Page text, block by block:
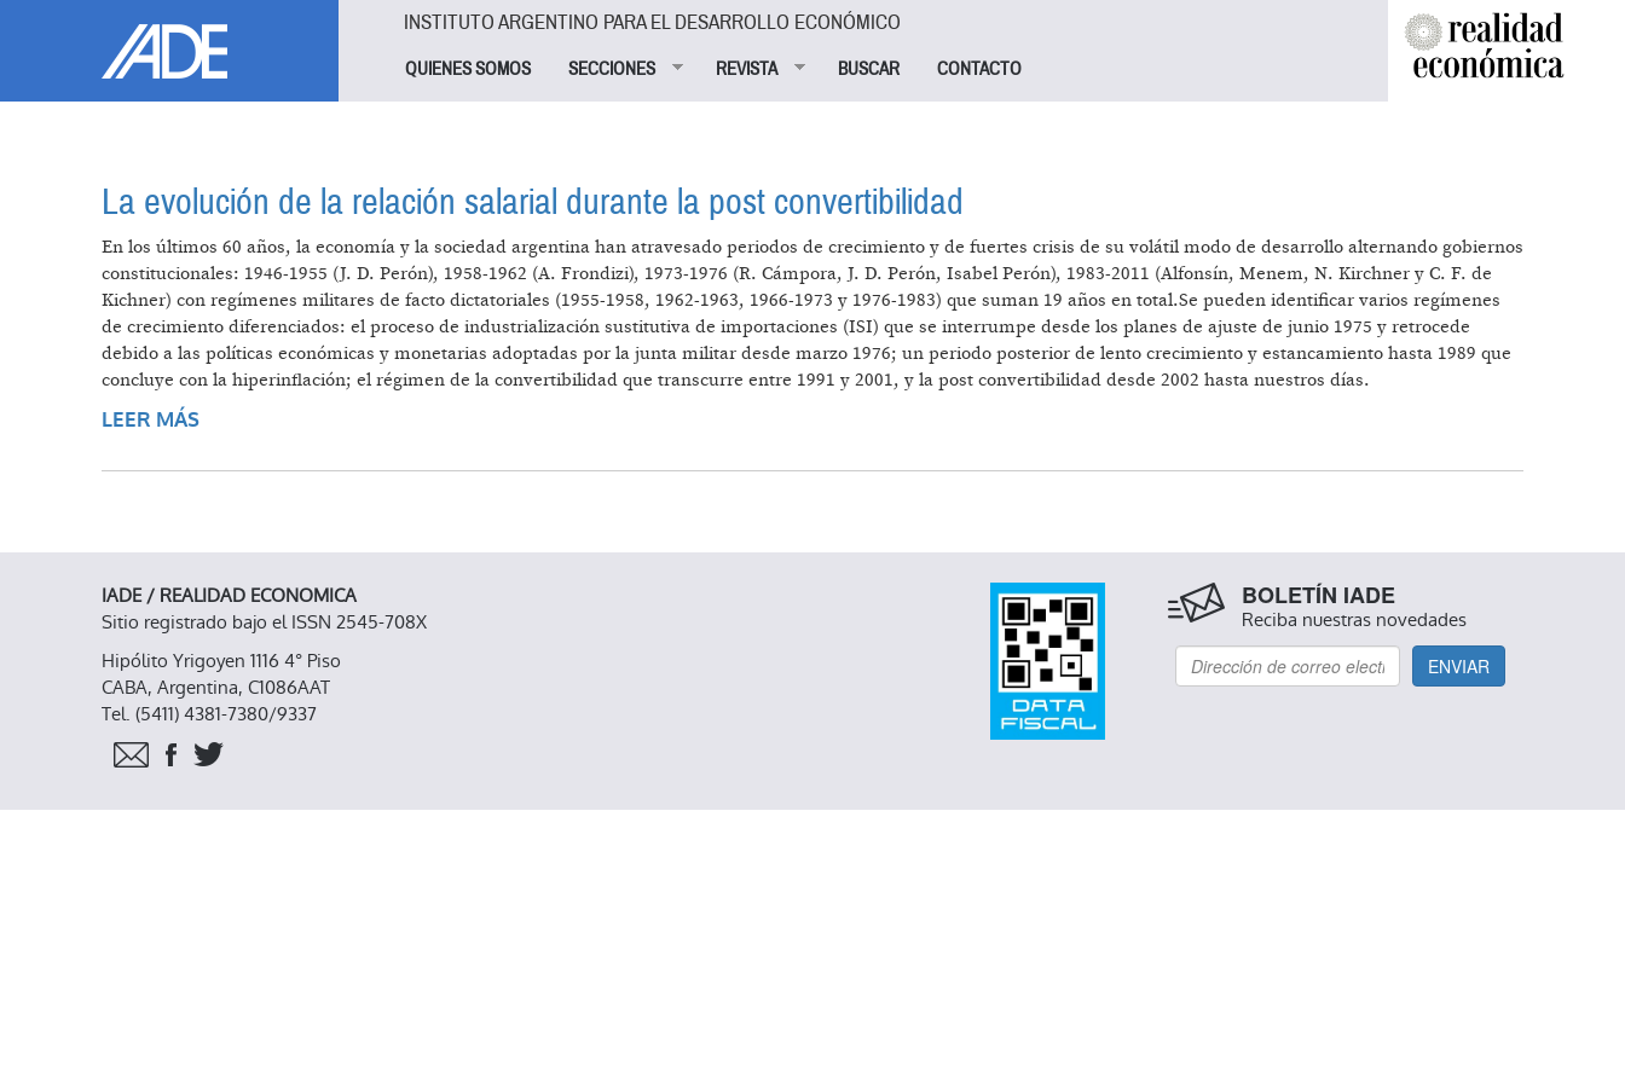
INSTITUTO ARGENTINO PARA EL DESARROLLO ECONÓMICO
QUIENES SOMOS SECCIONES REVISTA BUSCAR CONTACTO
La evolución de la relación salarial durante la post convertibilidad
En los últimos 60 años, la economía y la sociedad argentina han atravesado periodos de crecimiento y de fuertes crisis de su volátil modo de desarrollo alternando gobiernos
constitucionales: 1946-1955 (J. D. Perón), 1958-1962 (A. Frondizi), 1973-1976 (R. Cámpora, J. D. Perón, Isabel Perón), 1983-2011 (Alfonsín, Menem, N. Kirchner y C. F. de
Kichner) con regímenes militares de facto dictatoriales (1955-1958, 1962-1963, 1966-1973 y 1976-1983) que suman 19 años en total.Se pueden identificar varios regímenes
de crecimiento diferenciados: el proceso de industrialización sustitutiva de importaciones (ISI) que se interrumpe desde los planes de ajuste de junio 1975 y retrocede
debido a las políticas económicas y monetarias adoptadas por la junta militar desde marzo 1976; un periodo posterior de lento crecimiento y estancamiento hasta 1989 que
concluye con la hiperinflación; el régimen de la convertibilidad que transcurre entre 1991 y 2001, y la post convertibilidad desde 2002 hasta nuestros días.
LEER MÁS
IADE / REALIDAD ECONOMICA
Sitio registrado bajo el ISSN 2545-708X
Hipólito Yrigoyen 1116 4° Piso
CABA, Argentina, C1086AAT
Tel. (5411) 4381-7380/9337
BOLETÍN IADE
Reciba nuestras novedades
ENVIAR